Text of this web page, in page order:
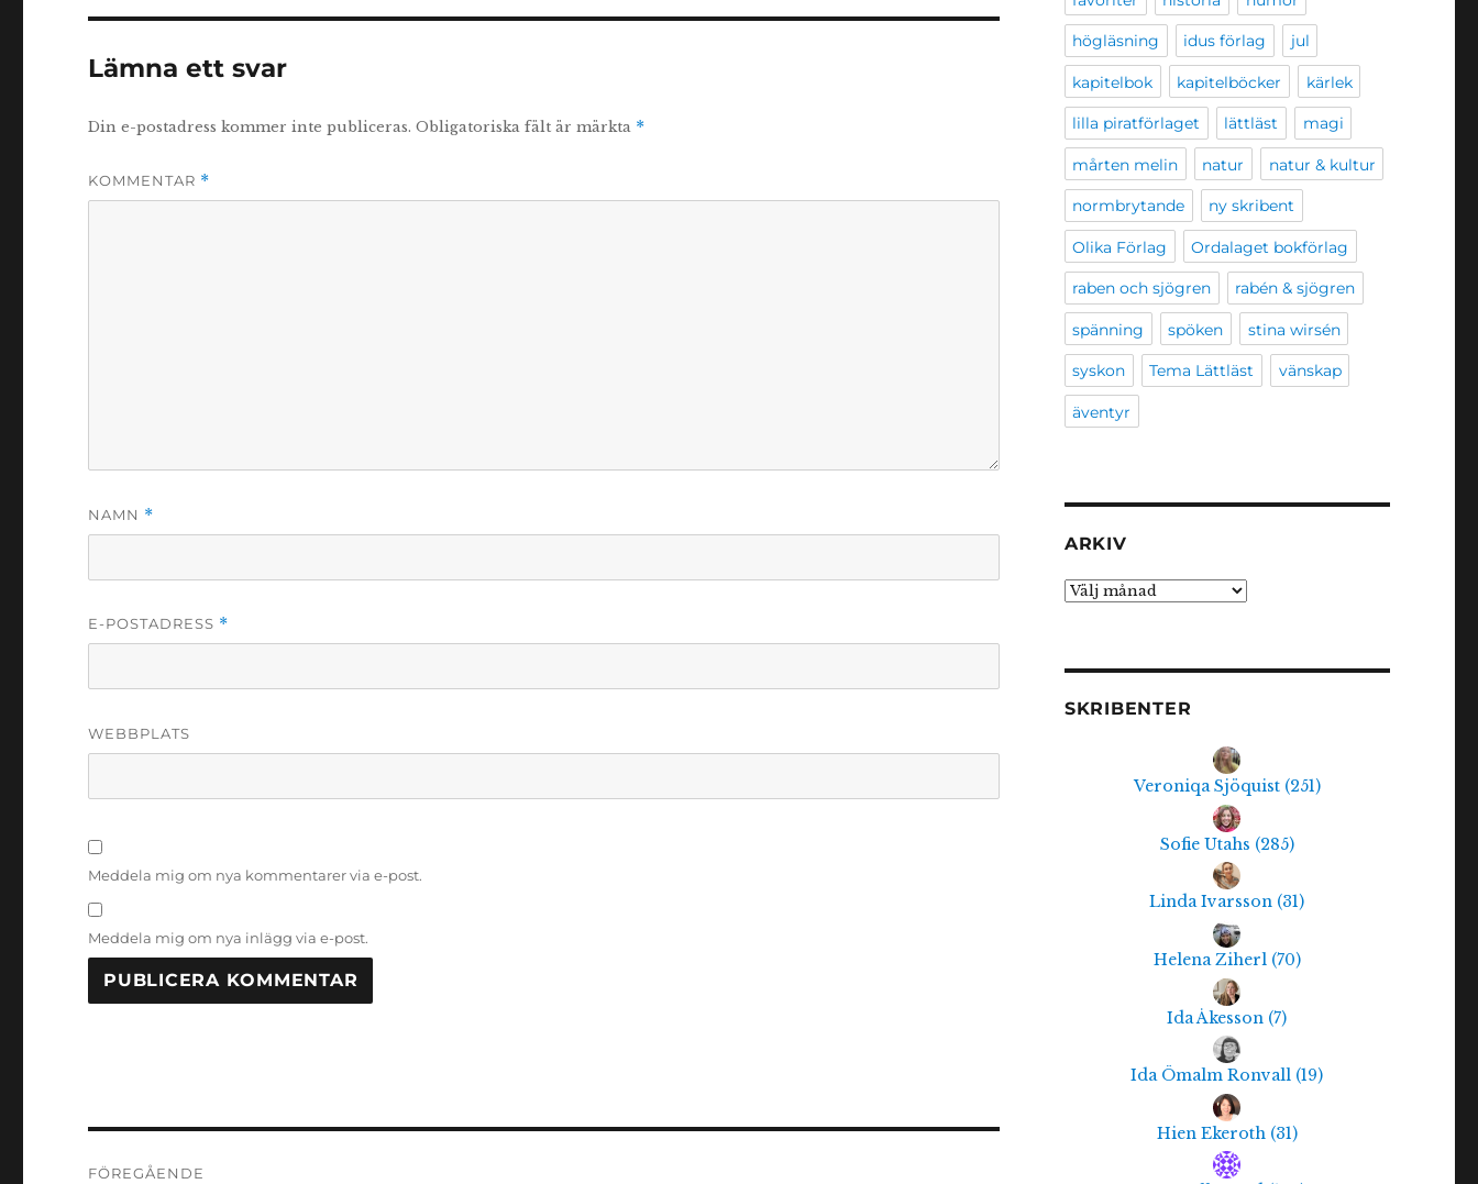
Lämna ett svar
Din e-postadress kommer inte publiceras. Obligatoriska fält är märkta *
KOMMENTAR *
NAMN *
E-POSTADRESS *
WEBBPLATS
Meddela mig om nya kommentarer via e-post.
Meddela mig om nya inlägg via e-post.
FÖREGÅENDE
högläsning idus förlag jul
kapitelbok kapitelböcker kärlek
lilla piratförlaget lättläst magi
mårten melin natur natur & kultur
normbrytande ny skribent
Olika Förlag Ordalaget bokförlag
raben och sjögren rabén & sjögren
spänning spöken stina wirsén
syskon Tema Lättläst vänskap
äventyr
ARKIV
Arkiv
SKRIBENTER
Veroniqa Sjöquist (251)
Sofie Utahs (285)
Linda Ivarsson (31)
Helena Ziherl (70)
Ida Åkesson (7)
Ida Ömalm Ronvall (19)
Hien Ekeroth (31)